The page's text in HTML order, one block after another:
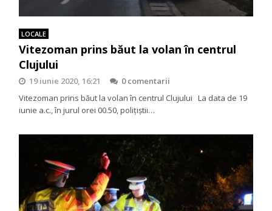
LOCALE
Vitezoman prins băut la volan în centrul
Clujului
19 iunie 2020, 16:21
0 comentarii
Vitezoman prins băut la volan în centrul Clujului La data de 19
iunie a.c., în jurul orei 00.50, poliţiştii…